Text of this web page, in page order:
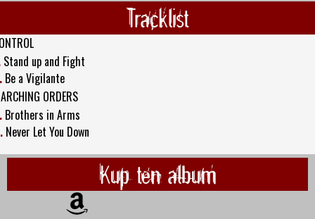
Tracklist
Stand up and Fight
Be a Vigilante
ORDERS
Brothers in Arms
Never Let You Down
Kup ten album